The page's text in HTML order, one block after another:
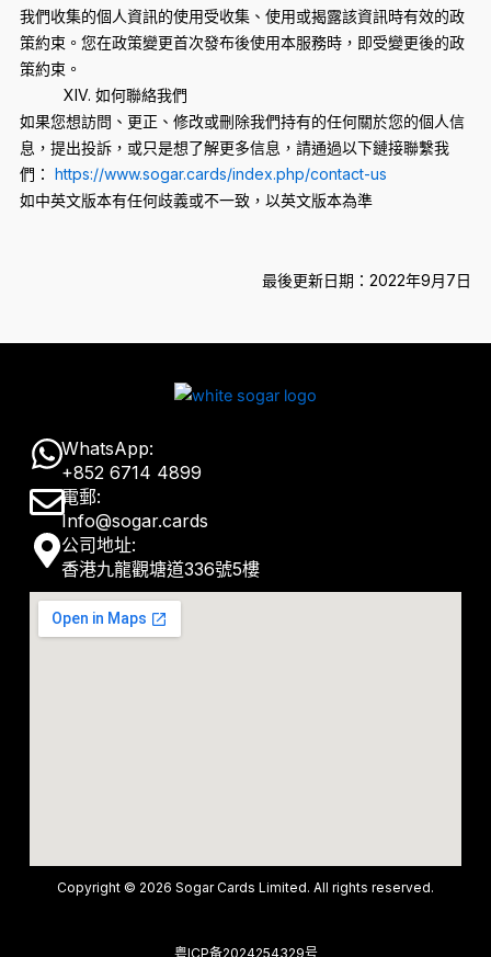
我們收集的個人資訊的使用受收集、使用或揭露該資訊時有效的政
策約束。您在政策變更首次發布後使用本服務時，即受變更後的政
策約束。
XIV. 如何聯絡我們
如果您想訪問、更正、修改或刪除我們持有的任何關於您的個人信
息，提出投訴，或只是想了解更多信息，請通過以下鏈接聯繫我
們： https://www.sogar.cards/index.php/contact-us
如中英文版本有任何歧義或不一致，以英文版本為準
最後更新日期：2022年9月7日
W
h
a
t
s
a
WhatsApp:
+852 6714 4899
E
n
v
e
l
電郵:
Info@sogar.cards
M
a
p
r
-
公司地址:
香港九龍觀塘道336號5樓
Copyright © 2026 Sogar Cards Limited. All rights reserved.
粤ICP备2024254329号